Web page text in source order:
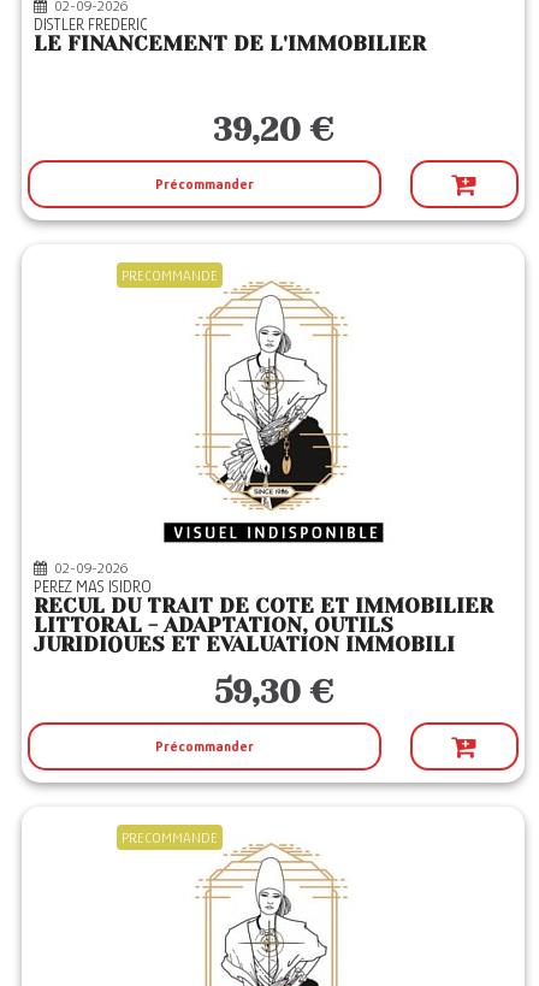
02-09-2026
DISTLER FREDERIC
LE FINANCEMENT DE L'IMMOBILIER
39,20 €
Précommander
PRECOMMANDE
02-09-2026
PEREZ MAS ISIDRO
RECUL DU TRAIT DE COTE ET IMMOBILIER
LITTORAL - ADAPTATION, OUTILS
JURIDIQUES ET EVALUATION IMMOBILI
59,30 €
Précommander
PRECOMMANDE